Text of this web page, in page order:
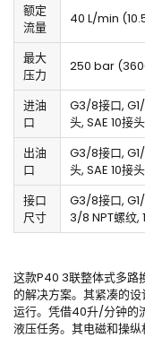
额定
流量
40 L/min
最大
压力
250 bar
进油
口
G3/8接口,
头, SAE 10接
出油
口
G3/8接口,
头, SAE 10接
接口
尺寸
G3/8接口, G1/
3/8 NPT螺纹,
这款P40 3联整体式多路
的解决方案。其紧凑的
运行。凭借40升/分钟的
液压任务。其电磁和操纵